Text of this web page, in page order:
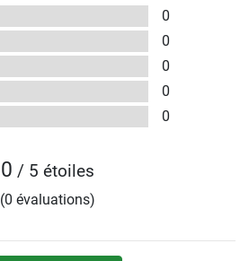
0
0
0
0
0
0 / 5 étoiles
(0 évaluations)